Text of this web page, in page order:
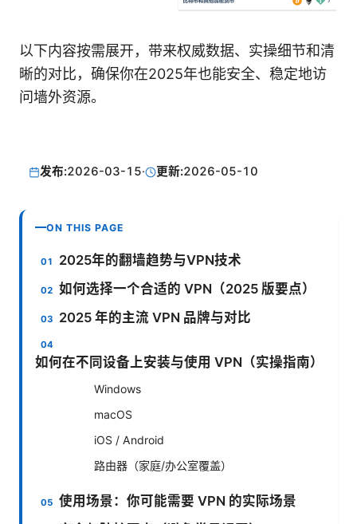
以下内容按需展开，带来权威数据、实操细节和清
晰的对比，确保你在2025年也能安全、稳定地访
问墙外资源。
发布:2026-03-15· 更新:2026-05-10
ON THIS PAGE
2025年的翻墙趋势与VPN技术
如何选择一个合适的 VPN（2025 版要点）
2025 年的主流 VPN 品牌与对比
如何在不同设备上安装与使用 VPN（实操指南）
Windows
macOS
iOS / Android
路由器（家庭/办公室覆盖）
使用场景：你可能需要 VPN 的实际场景